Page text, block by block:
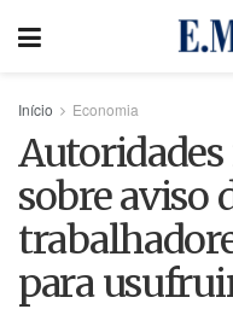
Início Economia
sobre aviso
para